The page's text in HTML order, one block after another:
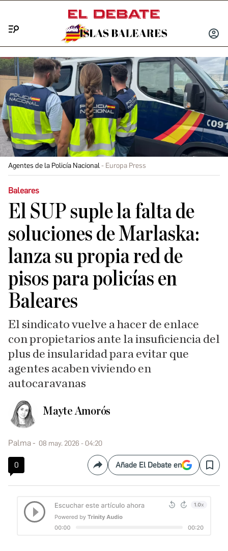
INICIAR
Agentes de la Policía Nacional Europa Press
Baleares
El SUP suple la falta de
soluciones de Marlaska:
lanza su propia red de
pisos para policías en
Baleares
El sindicato vuelve a hacer de enlace
con propietarios ante la insuficiencia del
plus de insularidad para evitar que
agentes acaben viviendo en
autocaravanas
Mayte Amorós
Palma 08 may. 2026 - 04:20
0 CompartirAñade El Debate en Save